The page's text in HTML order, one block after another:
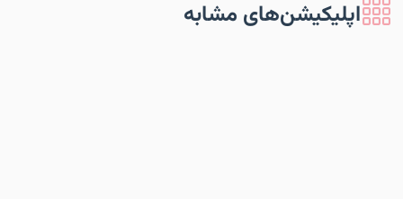
اپلیکیشن‌های مشابه